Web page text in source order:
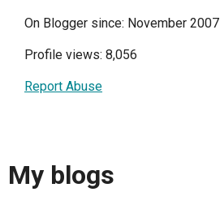
On Blogger since: November 2007
Profile views: 8,056
Report Abuse
My blogs